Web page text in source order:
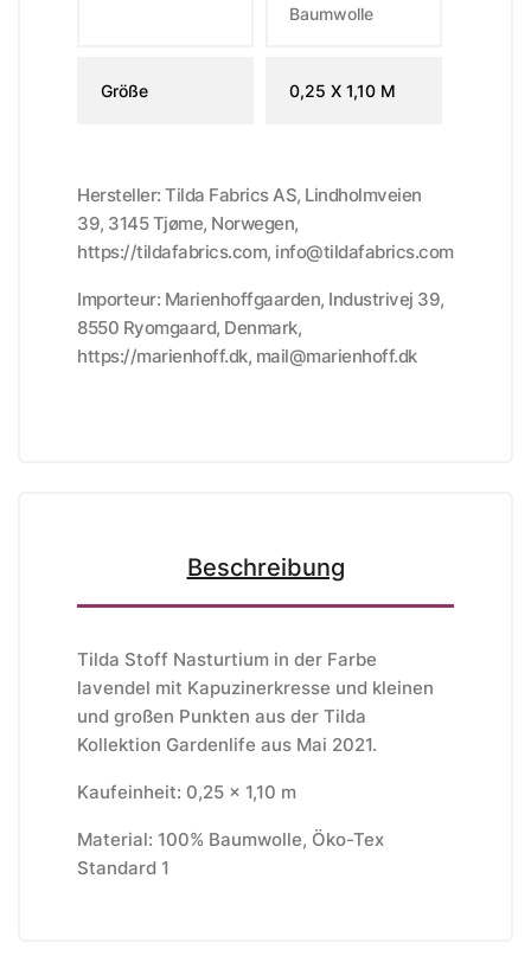
Baumwolle
Größe 0,25 X 1,10 M
Hersteller: Tilda Fabrics AS, Lindholmveien
39, 3145 Tjøme, Norwegen,
https://tildafabrics.com, info@tildafabrics.com
Importeur: Marienhoffgaarden, Industrivej 39,
8550 Ryomgaard, Denmark,
https://marienhoff.dk, mail@marienhoff.dk
Beschreibung
Tilda Stoff Nasturtium in der Farbe
lavendel mit Kapuzinerkresse und kleinen
und großen Punkten aus der Tilda
Kollektion Gardenlife aus Mai 2021.
Kaufeinheit: 0,25 x 1,10 m
Material: 100% Baumwolle, Öko-Tex
Standard 1